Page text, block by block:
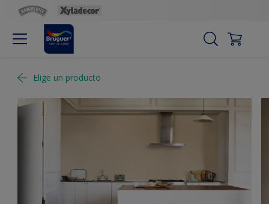
Elige un producto